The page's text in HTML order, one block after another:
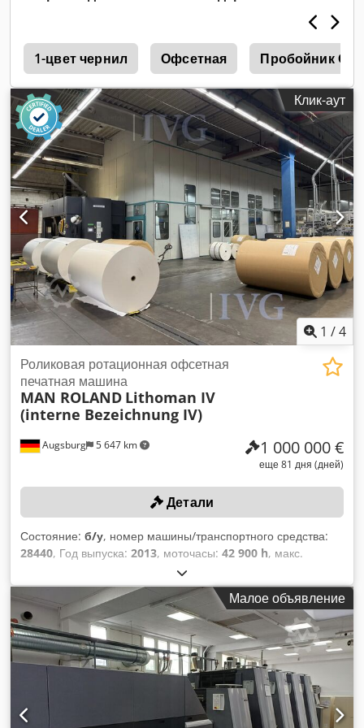
предустановка формата бумаги, полностью
автоматические сменщики пластин Ryobi, дистанционное
управление регистром форм, печатный контроль Ryobi
PCS-G, спектроджет PDS-E, спиртовая увлажняющая
система Ryobi D-matic, контроль температуры красочных
валиков, автоматическая мойка офсетного полотна,
автоматическая мойка валиков. Dcsdpfxjwzvzmo Akksk
1-цвет чернил Офсетная Пробойник
Клик-аут
1 /4
Augsburg 5 647 km
Роликовая ротационная офсетная
печатная машина
MAN ROLAND Lithoman IV
(interne Bezeichnung IV)
1 000 000 €
еще 81 дня (дней)
Детали
Состояние: б/у, номер машины/транспортного средства:
28440, Год выпуска: 2013, моточасы: 42 900 h, макс.
количество оборотов цилиндра: 50 000 об/ч, окружность
цилиндра: 1240 мм, ширина печатного полотна: 1905 мм,
количество секций в полотне: 64, в состав входят: система
смены печатных цилиндров CONTIWEB FD-H33, год
выпуска: 2013, серийный номер: FDC-18-206R, макс. вес
цилиндра: 3750 кг, включая автоматическую подачу
бумажных рулонов, устройство подачи бумаги, 4 печатные
секции (с системой APL, регуляторами красок, системой
предотвращения эмульгирования, системой мойки
резиновых полотен BALDWIN, устройством мойки полотен,
Малое объявление